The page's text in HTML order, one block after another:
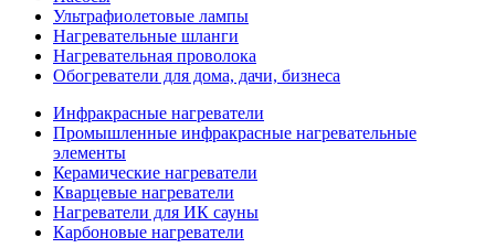
Ультрафиолетовые лампы
Нагревательные шланги
Нагревательная проволока
Обогреватели для дома, дачи, бизнеса
Инфракрасные нагреватели
Промышленные инфракрасные нагревательные
элементы
Керамические нагреватели
Кварцевые нагреватели
Нагреватели для ИК сауны
Карбоновые нагреватели